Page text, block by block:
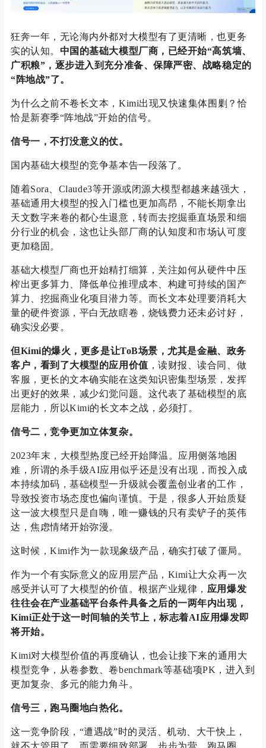
狂奔一年，无论海内外都对大模型有了更清晰，也更务
实的认知。 中国的基础大模型厂商，已经开始“高筑墙、
广积粮”，逐步进入到充分准备、保障严密、战略稳定的
“阵地战”了。
为什么之前不卷长文本，Kimi出现又快速集体围剿？恰
恰是新赛季“阵地战”开始的信号。
信号一，不打没意义的仗。
国内基础大模型的竞争基本告一段落了。
随着Sora、Claude3等开源或闭源大模型都越来越强大，
基础通用大模型的投入门槛也更加高昂，不能长期拿出
天文数字来卷的都心生退意，转而去挖掘垂直场景和细
分行业的机会，这也让头部厂商的认知度和市场认可度
更加稳固。
基础大模型厂商也开始精打细算，关注如何从硬件中压
榨出更多算力、降低单位推理成本、构建可持续的国产
算力、挖掘商业化项目潜力等。而长文本处理要消耗大
量的硬件资源，平白无故瞎卷，烧钱费力还未必讨好，
确实没必要。
但Kimi的爆火，更多是让ToB场景，尤其是金融、政务
客户，看到了大模型的应用价值 ，读财报、读合同、做
客服，更长的文本确实能在这类知识密集型场景，发挥
出更好的效果，减少幻觉问题。这代表了基础模型的底
层能力，所以Kimi的长文本之战，必须打。
信号二，竞争更加立体复杂。
2023年末，大模型热度已经开始降温。应用侧落地困
难，所谓的杀手级AI应用似乎还是没有出现，而投入成
本持续加码，基础模型一升级就会覆盖创业者的工作，
导致投资市场态度也偏向谨慎。于是，很多人开始质疑
这一波大模型只是自嗨，唯一赚钱的只有卖铲子的英伟
达，焦虑情绪开始弥漫。
这时候，Kimi作为一款现象级产品，确实打破了僵局。
作为一个有实际意义的应用层产品，Kimi让大众再一次
感受并认可了大模型的价值。根据产业规律， 应用爆发
往往会在产业基础平台条件具备之后的一两年内出现，
Kimi正处于这一时间轴的关节上，标志着AI应用爆发即
将开始。
Kimi对大模型价值的再度确认，也会让接下来的通用大
模型竞争，从卷参数、卷benchmark等基础项PK，进入到
更加复杂、多元的能力角斗。
信号三，跑马圈地白热化。
这一竞争阶段，“遭遇战”时的灵活、机动、大干快上，
就不太管用了，而需要细致部署、步步为营，跑马圈